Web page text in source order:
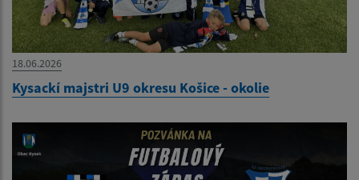
18.06.2026
Kysackí majstri U9 okresu Košice - okolie